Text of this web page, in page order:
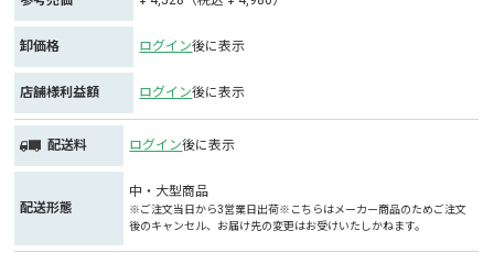
卸価格 ログイン後に表示
店舗様利益額 ログイン後に表示
配送料 ログイン後に表示
配送形態
中・大型商品
※ご注文当日から3営業日出荷※こちらはメーカー商品のためご注文
後のキャンセル、お届け先の変更はお受けいたしかねます。